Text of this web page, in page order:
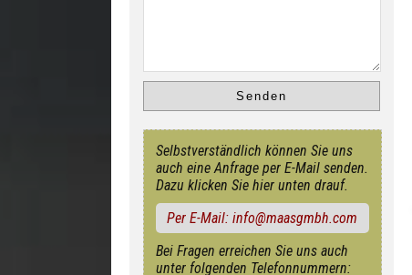
Selbstverständlich können Sie uns
auch eine Anfrage per E-Mail senden.
Dazu klicken Sie hier unten drauf.
Per E-Mail: info@maasgmbh.com
Bei Fragen erreichen Sie uns auch
unter folgenden Telefonnummern: